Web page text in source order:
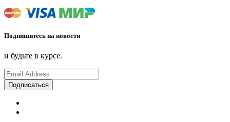
Подпишитесь на новости
и будьте в курсе.
Подписаться